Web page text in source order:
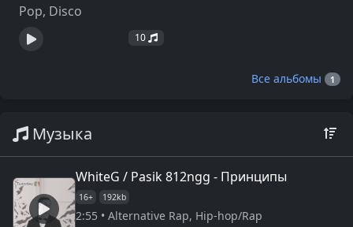
Pop, Disco
10
Все альбомы 1
Музыка
WhiteG / Pasik 812ngg - Принципы
16+ 192kb
2:55 • Alternative Rap, Hip-hop/Rap